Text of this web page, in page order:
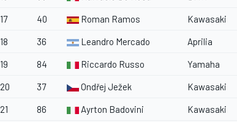
17 40 Roman Ramos Kawasaki
18 36 Leandro Mercado Aprilia
19 84 Riccardo Russo Yamaha
20 37 Ondřej Ježek Kawasaki
21 86 Ayrton Badovini Kawasaki